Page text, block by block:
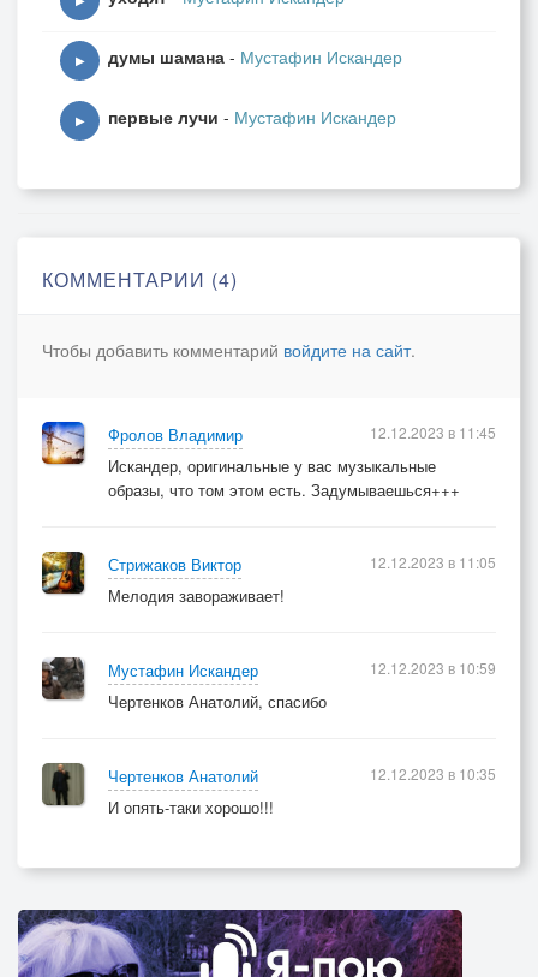
▶ думы шамана - Мустафин Искандер
▶ первые лучи - Мустафин Искандер
КОММЕНТАРИИ (4)
Чтобы добавить комментарий войдите на сайт.
Фролов Владимир
Искандер, оригинальные у вас музыкальные
образы, что том этом есть. Задумываешься+++
12.12.2023 в 11:45
Стрижаков Виктор
Мелодия завораживает!
12.12.2023 в 11:05
Мустафин Искандер
Чертенков Анатолий, спасибо
12.12.2023 в 10:59
Чертенков Анатолий
И опять-таки хорошо!!!
12.12.2023 в 10:35